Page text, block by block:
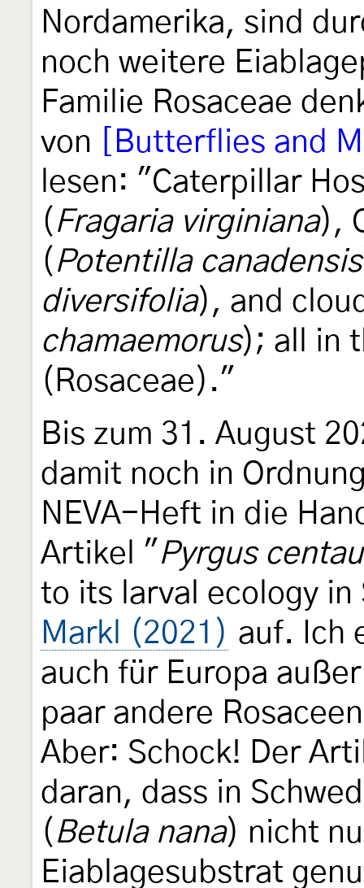
Nordamerika, sind
noch weitere
Familie Rosaceae
von
[Butterflies and
lesen: "Caterpillar
( Fragaria virginiana),
( Potentilla canadensis
diversifolia), and
chamaemorus); all in
(Rosaceae)."
Bis zum 31. August
damit noch in
NEVA-Heft in die
Artikel " Pyrgus
to its larval ecology
Markl (2021) auf. Ich
auch für Europa
paar andere
Aber: Schock! Der
daran, dass in
( Betula nana) nicht
Eiablagesubstrat